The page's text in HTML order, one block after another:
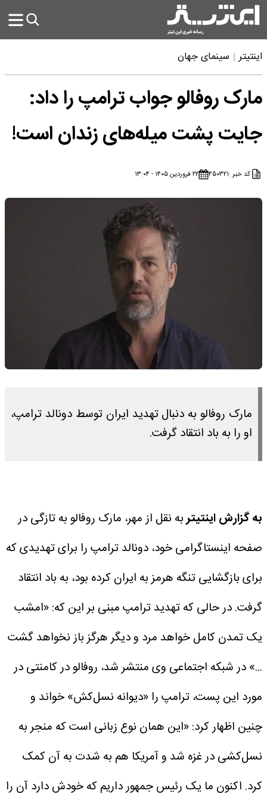
اینتیتر سینمای جهان
مارک روفالو جواب ترامپ را داد:
جایت پشت میله‌های زندان است!
کد خبر :۴۵۰۳۲۱ ۲۲ فروردین ۱۴۰۵ - ۱۳:۰۴
مارک روفالو به دنبال تهدید ایران توسط دونالد ترامپ،
او را به باد انتقاد گرفت.
به گزارش اینتیتربه نقل از مهر، مارک روفالو به تازگی در
صفحه اینستاگرامی خود، دونالد ترامپ را برای تهدیدی که
برای بازگشایی تنگه هرمز به ایران کرده بود، به باد انتقاد
گرفت.در حالی که تهدید ترامپ مبنی بر این که: «امشب
یک تمدن کامل خواهد مرد و دیگر هرگز باز نخواهد گشت
...» در شبکه اجتماعی وی منتشر شد، روفالو در کامنتی در
مورد این پست، ترامپ را «دیوانه نسل‌کش» خواند و
چنین اظهار کرد: «این همان نوع زبانی است که منجر به
نسل‌کشی در غزه شد و آمریکا هم به شدت به آن کمک
کرد. اکنون ما یک رئیس جمهور داریم که خودش دارد آن را